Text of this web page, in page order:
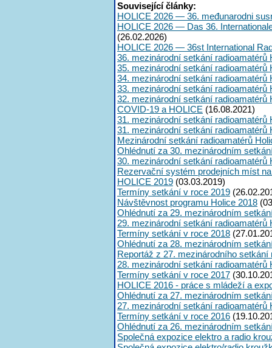
Související články:
HOLICE 2026 — 36. međunarodni
HOLICE 2026 — Das 36.
(26.02.2026)
HOLICE 2026 — 36st International
36. mezinárodní setkání radioamatérů
35. mezinárodní setkání radioamatérů
34. mezinárodní setkání radioamatérů
33. mezinárodní setkání radioamatérů
32. mezinárodní setkání radioamatérů
COVID-19 a HOLICE (16.08.2021)
31. mezinárodní setkání radioamatérů
31. mezinárodní setkání radioamatérů
Mezinárodní setkání radioamatérů
Ohlédnutí za 30. mezinárodním
30. mezinárodní setkání radioamatérů
Rezervační systém prodejních míst
HOLICE 2019 (03.03.2019)
Termíny setkání v roce 2019
Návštěvnost programu Holice 2018
Ohlédnutí za 29. mezinárodním
29. mezinárodní setkání radioamatérů
Termíny setkání v roce 2018
Ohlédnutí za 28. mezinárodním
Reportáž z 27. mezinárodního setkání
28. mezinárodní setkání radioamatérů
Termíny setkání v roce 2017
HOLICE 2016 - práce s mládeží a
Ohlédnutí za 27. mezinárodním
27. mezinárodní setkání radioamatérů
Termíny setkání v roce 2016
Ohlédnutí za 26. mezinárodním
Společná expozice elektro a radio